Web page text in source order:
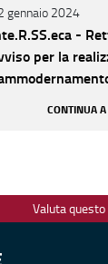
gennaio 2024
-
per la
CONTINUA
Valuta